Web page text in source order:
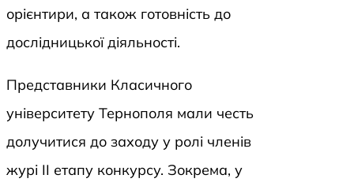
орієнтири, а також готовність до
дослідницької діяльності.
Представники Класичного
університету Тернополя мали честь
долучитися до заходу у ролі членів
журі ІІ етапу конкурсу. Зокрема, у